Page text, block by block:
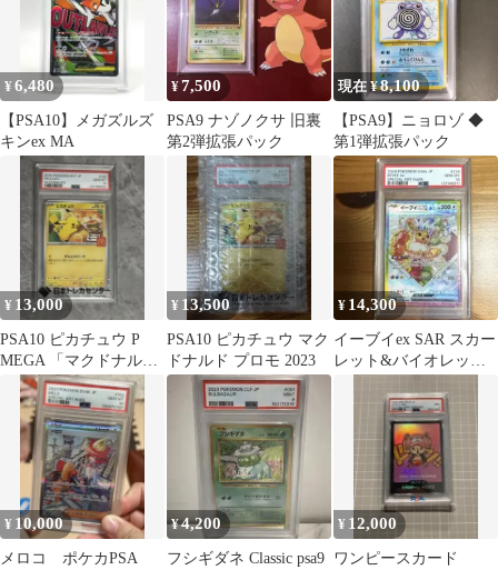
¥6,480
【PSA10】メガズルズ
キンex MA
¥7,500
PSA9 ナゾノクサ 旧裏
第2弾拡張パック
現在 ¥8,100
【PSA9】ニョロゾ ◆
第1弾拡張パック
¥ 13,000
PSA10 ピカチュウ P
MEGA 「マクドナルド
オリジナル 2025」
¥ 13,500
PSA10 ピカチュウ マク
ドナルド プロモ 2023
¥ 14,300
イーブイex SAR スカー
レット&バイオレット
¥ 10,000
メロコ ポケカPSA
¥4,200
フシギダネ Classic psa9
¥ 12,000
ワンピースカード